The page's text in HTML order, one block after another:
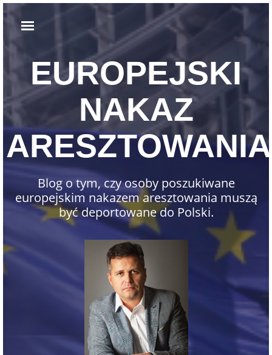
EUROPEJSKI
NAKAZ
ARESZTOWANIA
Blog o tym, czy osoby poszukiwane
europejskim nakazem aresztowania muszą
być deportowane do Polski.